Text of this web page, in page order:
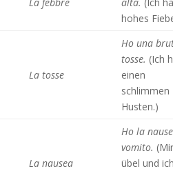
hohes
La tosse
Ho una
tosse. (Ich
einen
schlimmen
Husten.)
La nausea
Ho la
vomito.
übel und